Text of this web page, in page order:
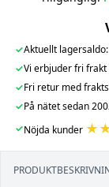
✓Aktuellt
✓Vi erbjuder fri frakt
✓Fri retur med
✓På nätet sedan
✓Nöjda kunder